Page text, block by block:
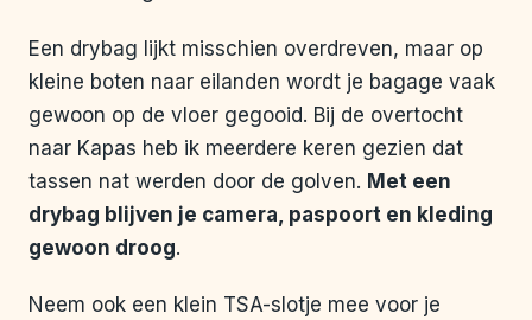
Een drybag lijkt misschien overdreven, maar op
kleine boten naar eilanden wordt je bagage vaak
gewoon op de vloer gegooid. Bij de overtocht
naar Kapas heb ik meerdere keren gezien dat
tassen nat werden door de golven. Met een
drybag blijven je camera, paspoort en kleding
gewoon droog.
Neem ook een klein TSA-slotje mee voor je